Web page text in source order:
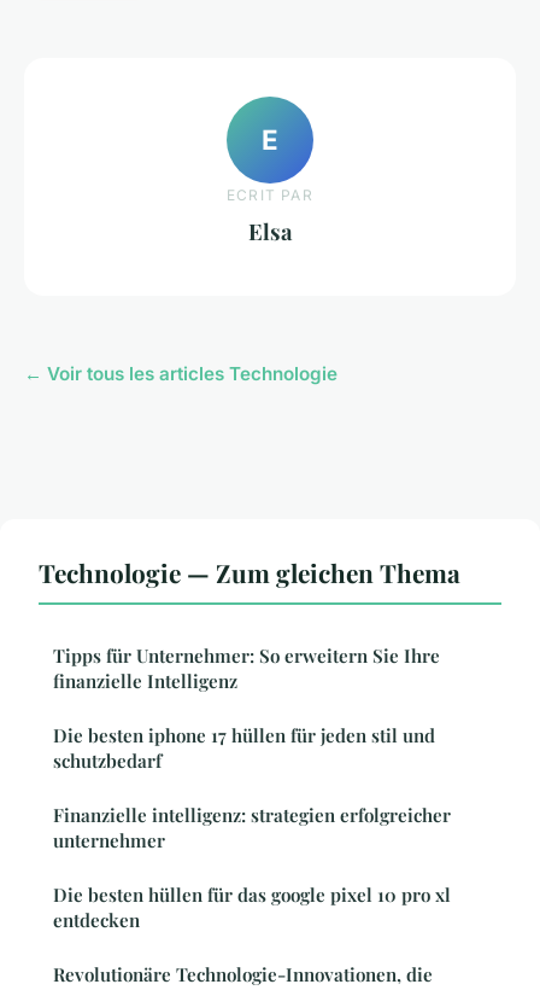
E
ECRIT PAR
Elsa
← Voir tous les articles Technologie
Technologie — Zum gleichen Thema
Tipps für Unternehmer: So erweitern Sie Ihre
finanzielle Intelligenz
Die besten iphone 17 hüllen für jeden stil und
schutzbedarf
Finanzielle intelligenz: strategien erfolgreicher
unternehmer
Die besten hüllen für das google pixel 10 pro xl
entdecken
Revolutionäre Technologie-Innovationen, die